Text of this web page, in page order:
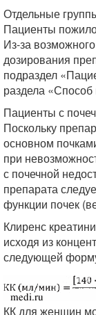
Отдельные
Пациенты
Из-за
дозирования
подраздел
раздела
Пациенты с
Поскольку
основном
при
с почечной
препарата
функции почек
Клиренс
исходя из
следующей
КК для женщин